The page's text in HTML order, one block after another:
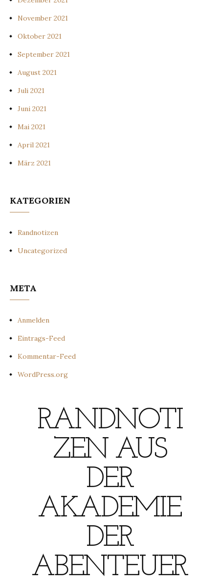
November 2021
Oktober 2021
September 2021
August 2021
Juli 2021
Juni 2021
Mai 2021
April 2021
März 2021
KATEGORIEN
Randnotizen
Uncategorized
META
Anmelden
Eintrags-Feed
Kommentar-Feed
WordPress.org
RANDNOTI
ZEN AUS
DER
AKADEMIE
DER
ABENTEUER